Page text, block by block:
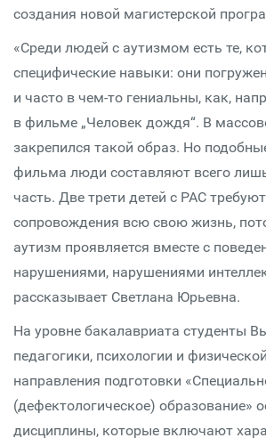
создания новой магистерской
«Среди людей с аутизмом есть те,
специфические навыки: они
и часто в чем-то гениальны, как,
в фильме „Человек дождя“. В
закрепился такой образ. Но
фильма люди составляют всего
часть. Две трети детей с РАС требуют
сопровождения всю свою жизнь,
аутизм проявляется вместе с
нарушениями, нарушениями
рассказывает Светлана Юрьевна.
На уровне бакалавриата студенты
педагогики, психологии и
направления подготовки
(дефектологическое) образование»
дисциплины, которые включают